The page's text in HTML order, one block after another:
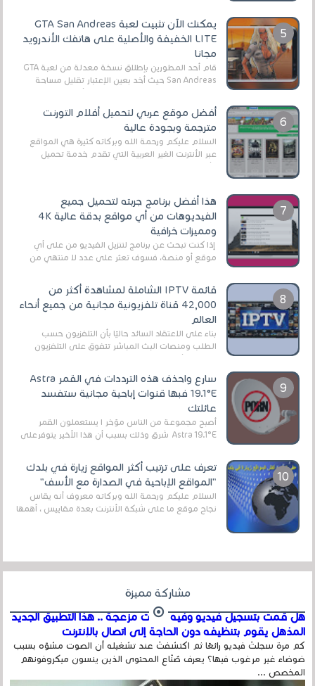
يمكنك الآن تثبيت لعبة GTA San Andreas
LITE الخفيفة والأصلية على هاتفك الأندرويد
مجانا
قام أحد المطورين بإطلاق نسخة معدلة من لعبة GTA
San Andreas حيث أخد بعين الإعتبار تقليل مساحة
أفضل موقع عربي لتحميل أفلام التورنت
مترجمة وبجودة عالية
السلام عليكم ورحمة الله وبركاته كثيرة هي المواقع
عبر الأنترنت الغير العربية التي تقدم خدمة تحميل
هذا أفضل برنامج جربته لتحميل جميع
الفيديوهات من أي مواقع بدقة عالية 4K
ومميزات خرافية
إذا كنت تبحث عن برنامج لتنزيل الفيديو من على أي
موقع أو منصة، فسوف تعثر على عدد لا منتهي من
قائمة IPTV الشاملة لمشاهدة أكثر من
42,000 قناة تلفزيونية مجانية من جميع أنحاء
العالم
بناءً على الاعتقاد السائد حاليًا بأن التلفزيون حسب
الطلب ومنصات البث المباشر تتفوق على التلفزيون
سارع واحذف هذه الترددات في القمر Astra
19.1°E فبها قنوات إباحية مجانية ستفسد
عائلتك
أصبح مجموعة من الناس مؤخر ا يستعملون القمر
Astra 19.1°E شرق وذلك بسبب أن هذا الأخير يتوفرعلى
تعرف على ترتيب أكثر المواقع زيارة في بلدك
"المواقع الإباحية في الصدارة مع الأسف"
السلام عليكم ورحمة الله وبركاته معروف أنه يقاس
نجاح موقع ما على شبكة الأنترنت بعدة مقاييس ، أهمها
مشاركة مميزة
هل قمت بتسجيل فيديو وفيه أصوت مزعجة .. هذا التطبيق الجديد
المذهل يقوم بتنظيفه دون الحاجة إلى اتصال بالإنترنت
كم مرة سجلتَ فيديو رائعًا ثم اكتشفتَ عند تشغيله أن الصوت مشوّه بسبب
ضوضاء غير مرغوب فيها؟ يعرف صُنّاع المحتوى الذين ينسون ميكروفونهم
المخصص ...